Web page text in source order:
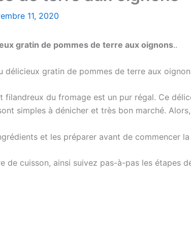
11, 2020
gratin de pommes de terre aux oignons..
délicieux gratin de pommes de terre aux
du fromage est un pur régal. Ce
simples à dénicher et très bon marché.
et les préparer avant de commencer
cuisson, ainsi suivez pas-à-pas les étapes